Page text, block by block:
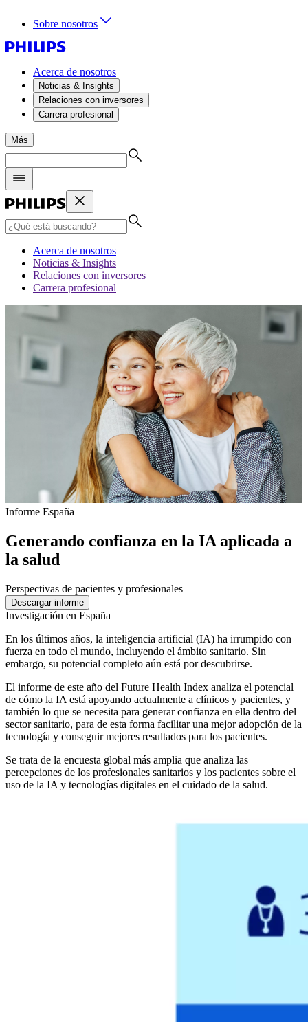
Sobre nosotros
Acerca de nosotros
Noticias & Insights
Relaciones con inversores
Carrera profesional
Más
Acerca de nosotros
Noticias & Insights
Relaciones con inversores
Carrera profesional
Informe España​
Generando confianza en la IA aplicada a
la salud
Perspectivas de pacientes y profesionales
Descargar informe
Investigación en España
En los últimos años, la inteligencia artificial (IA) ha irrumpido con
fuerza en todo el mundo, incluyendo el ámbito sanitario. Sin
embargo, su potencial completo aún está por descubrirse.
El informe de este año del Future Health Index analiza el potencial
de cómo la IA está apoyando actualmente a clínicos y pacientes, y
también lo que se necesita para generar confianza en ella dentro del
sector sanitario, para de esta forma facilitar una mejor adopción de la
tecnología y conseguir mejores resultados para los pacientes.
Se trata de la encuesta global más amplia que analiza las
percepciones de los profesionales sanitarios y los pacientes sobre el
uso de la IA y tecnologías digitales en el cuidado de la salud.